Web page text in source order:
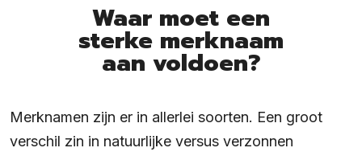
Waar moet een
sterke merknaam
aan voldoen?
Merknamen zijn er in allerlei soorten. Een groot
verschil zin in natuurlijke versus verzonnen